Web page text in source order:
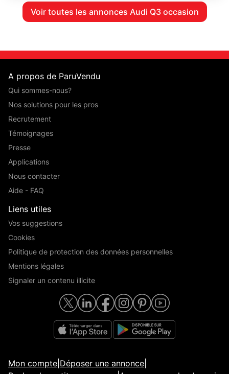
Voir toutes les annonces Audi Q3 occasion
A propos de ParuVendu
Qui sommes-nous?
Nos solutions pour les pros
Recrutement
Témoignages
Presse
Applications
Nous contacter
Aide - FAQ
Liens utiles
Vos suggestions
Cookies
Politique de protection des données personnelles
Mentions légales
Signaler un contenu illicite
Mon compte Déposer une annonce